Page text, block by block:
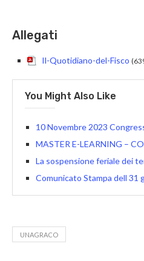
Allegati
Il-Quotidiano-del-Fisco
You Might Also Like
10 Novembre 2023
MASTER E-LEARNING –
La sospensione feriale dei
Comunicato Stampa dell 31
UNAGRACO